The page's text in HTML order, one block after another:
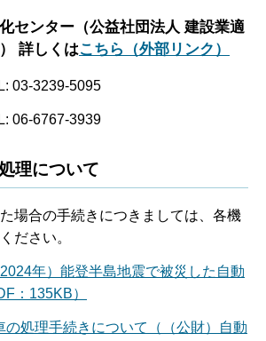
センター（公益社団法人 建設業適
詳しくはこちら（外部リンク）
03-3239-5095
06-6767-3939
理について
場合の手続きにつきましては、各機
ださい。
年）能登半島地震で被災した自動
：135KB）
の処理手続きについて（（公財）自動